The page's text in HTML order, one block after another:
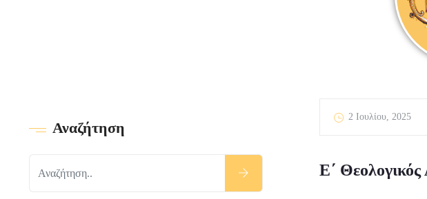
2 Ιουλίου, 2025
Ε΄
Αναζήτηση